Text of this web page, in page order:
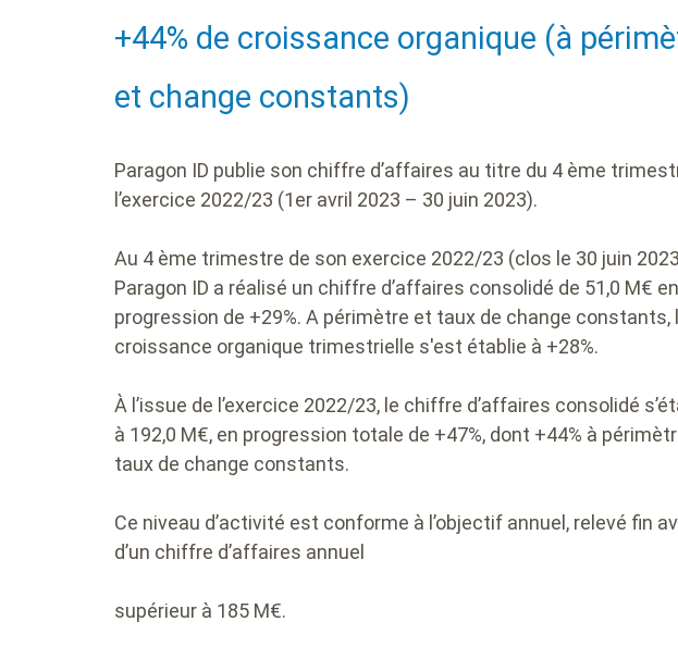
Heading
+44% de croissance organique (à
et change constants)
Paragon ID publie son chiffre d’affaires au titre du 4 ème
l’exercice 2022/23 (1er avril 2023 – 30 juin 2023).
Au 4 ème trimestre de son exercice 2022/23 (clos le 30 juin
Paragon ID a réalisé un chiffre d’affaires consolidé de 51,0 M€ en
progression de +29%. A périmètre et taux de change constants,
croissance organique trimestrielle s'est établie à +28%.
À l’issue de l’exercice 2022/23, le chiffre d’affaires consolidé
à 192,0 M€, en progression totale de +47%, dont +44% à
taux de change constants.
Ce niveau d’activité est conforme à l’objectif annuel, relevé fin
d’un chiffre d’affaires annuel
supérieur à 185 M€.